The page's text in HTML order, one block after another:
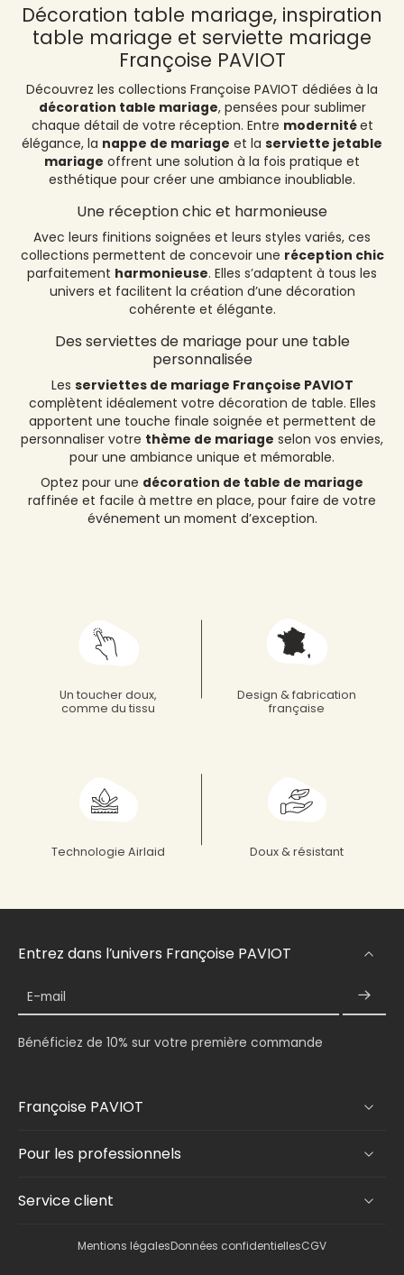
Décoration table mariage, inspiration
table mariage et serviette mariage
Françoise PAVIOT
Découvrez les collections Françoise PAVIOT dédiées à la
décoration table mariage, pensées pour sublimer
chaque détail de votre réception. Entre modernitéet
élégance, la nappe de mariage et la serviette jetable
mariage offrent une solution à la fois pratique et
esthétique pour créer une ambiance inoubliable.
Une réception chic et harmonieuse
Avec leurs finitions soignées et leurs styles variés, ces
collections permettent de concevoir une réception chic
parfaitement harmonieuse. Elles s’adaptent à tous les
univers et facilitent la création d’une décoration
cohérente et élégante.
Des serviettes de mariage pour une table
personnalisée
Les serviettes de mariage Françoise PAVIOT
complètent idéalement votre décoration de table. Elles
apportent une touche finale soignée et permettent de
personnaliser votre thème de mariage selon vos envies,
pour une ambiance unique et mémorable.
Optez pour une décoration de table de mariage
raffinée et facile à mettre en place, pour faire de votre
événement un moment d’exception.
Un toucher doux,
comme du tissu
Design & fabrication
française
Technologie Airlaid Doux & résistant
Entrez dans l’univers Françoise PAVIOT
E-mail
Bénéficiez de 10% sur votre première commande
Françoise PAVIOT
Pour les professionnels
Service client
Mentions légalesDonnées confidentiellesCGV